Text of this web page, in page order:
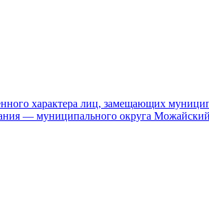
характера лиц, замещающих
— муниципального округа